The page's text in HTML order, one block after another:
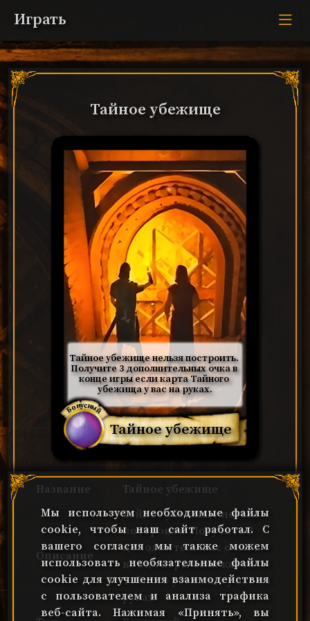
Играть
Тайное убежище
Тайное убежище
Тайное убежище нельзя построить.
Получите 3 дополнительных очка в
конце игры если карта Тайного
убежища у вас на руках.
Бонусный
Название Тайное убежище
Описание
Тайное убежище нельзя
построить. Получите 3
дополнительных очка в
конце игры если карта
Тайного убежища у вас на
руках.
Мы используем необходимые файлы
cookie, чтобы наш сайт работал. С
вашего согласия мы также можем
использовать необязательные файлы
cookie для улучшения взаимодействия
с пользователем и анализа трафика
веб-сайта. Нажимая «Принять», вы